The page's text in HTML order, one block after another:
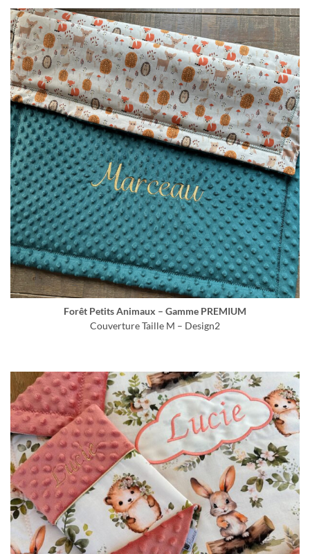
Forêt Petits Animaux – Gamme PREMIUM
Couverture Taille M – Design2